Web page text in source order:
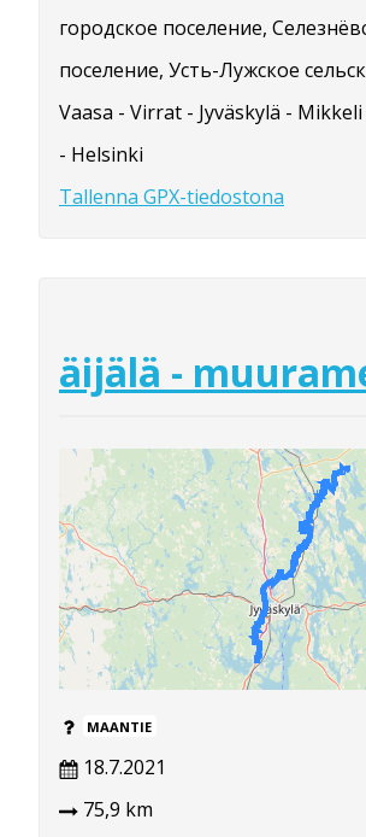
городское поселение,
поселение, Усть-Лужское
Vaasa - Virrat - Jyväskylä -
- Helsinki
Tallenna GPX-tiedostona
äijälä -
MAANTIE
18.7.2021
75,9 km